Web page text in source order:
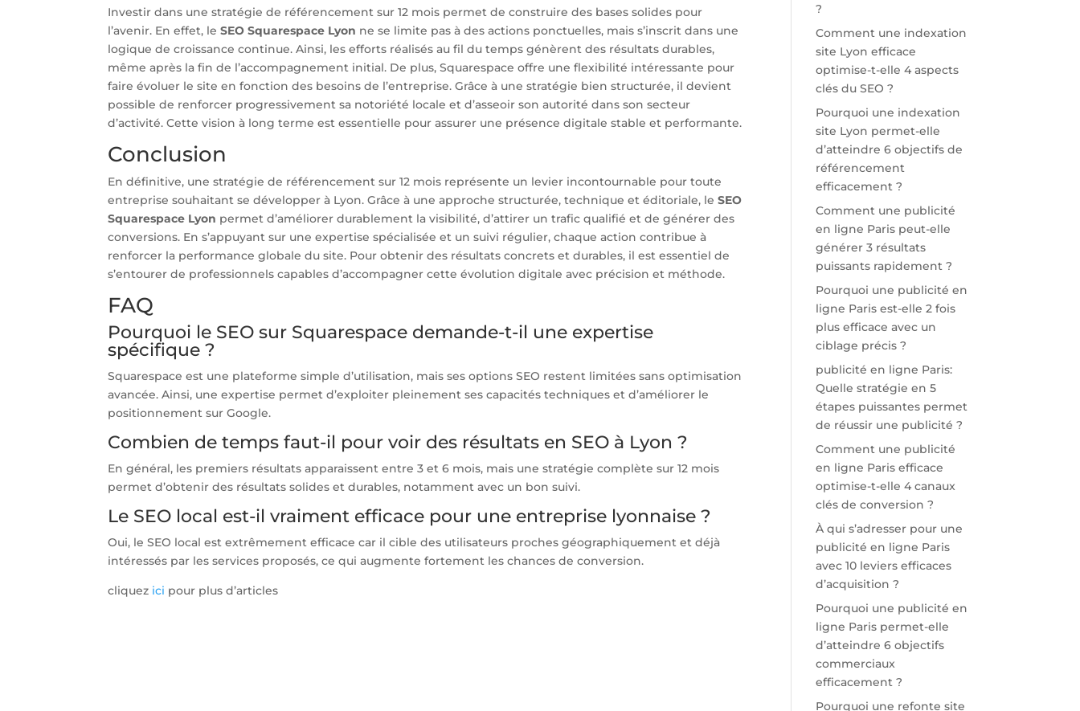
Investir dans une stratégie de référencement sur 12 mois permet de construire des bases solides pour
l’avenir. En effet, leSEO Squarespace Lyon ne se limite pas à des actions ponctuelles, mais s’inscrit dans une
logique de croissance continue. Ainsi, les efforts réalisés au fil du temps génèrent des résultats durables,
même après la fin de l’accompagnement initial. De plus, Squarespace offre une flexibilité intéressante pour
faire évoluer le site en fonction des besoins de l’entreprise. Grâce à une stratégie bien structurée, il devient
possible de renforcer progressivement sa notoriété locale et d’asseoir son autorité dans son secteur
d’activité. Cette vision à long terme est essentielle pour assurer une présence digitale stable et performante.
Conclusion
En définitive, une stratégie de référencement sur 12 mois représente un levier incontournable pour toute
entreprise souhaitant se développer à Lyon. Grâce à une approche structurée, technique et éditoriale, leSEO
Squarespace Lyon permet d’améliorer durablement la visibilité, d’attirer un trafic qualifié et de générer des
conversions. En s’appuyant sur une expertise spécialisée et un suivi régulier, chaque action contribue à
renforcer la performance globale du site. Pour obtenir des résultats concrets et durables, il est essentiel de
s’entourer de professionnels capables d’accompagner cette évolution digitale avec précision et méthode.
FAQ
Pourquoi le SEO sur Squarespace demande-t-il une expertise
spécifique ?
Squarespace est une plateforme simple d’utilisation, mais ses options SEO restent limitées sans optimisation
avancée. Ainsi, une expertise permet d’exploiter pleinement ses capacités techniques et d’améliorer le
positionnement sur Google.
Combien de temps faut-il pour voir des résultats en SEO à Lyon ?
En général, les premiers résultats apparaissent entre 3 et 6 mois, mais une stratégie complète sur 12 mois
permet d’obtenir des résultats solides et durables, notamment avec un bon suivi.
Le SEO local est-il vraiment efficace pour une entreprise lyonnaise ?
Oui, le SEO local est extrêmement efficace car il cible des utilisateurs proches géographiquement et déjà
intéressés par les services proposés, ce qui augmente fortement les chances de conversion.
cliquez ici pour plus d’articles
?
Comment une indexation
site Lyon efficace
optimise-t-elle 4 aspects
clés du SEO ?
Pourquoi une indexation
site Lyon permet-elle
d’atteindre 6 objectifs de
référencement
efficacement ?
Comment une publicité
en ligne Paris peut-elle
générer 3 résultats
puissants rapidement ?
Pourquoi une publicité en
ligne Paris est-elle 2 fois
plus efficace avec un
ciblage précis ?
publicité en ligne Paris:
Quelle stratégie en 5
étapes puissantes permet
de réussir une publicité ?
Comment une publicité
en ligne Paris efficace
optimise-t-elle 4 canaux
clés de conversion ?
À qui s’adresser pour une
publicité en ligne Paris
avec 10 leviers efficaces
d’acquisition ?
Pourquoi une publicité en
ligne Paris permet-elle
d’atteindre 6 objectifs
commerciaux
efficacement ?
Pourquoi une refonte site